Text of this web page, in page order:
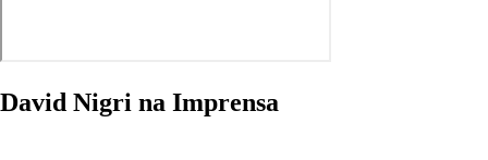
David Nigri na Imprensa